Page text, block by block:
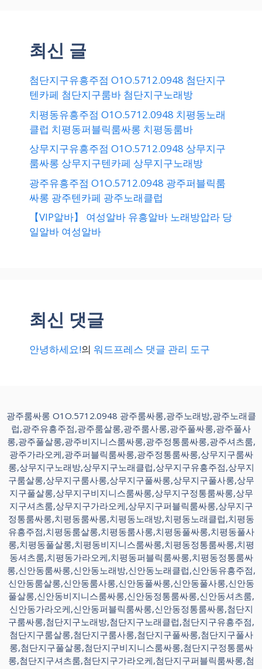
최신 글
첨단지구유흥주점 O1O.5712.0948 첨단지구
텐카페 첨단지구룸바 첨단지구노래방
치평동유흥주점 O1O.5712.0948 치평동노래
클럽 치평동퍼블릭룸싸롱 치평동룸바
상무지구유흥주점 O1O.5712.0948 상무지구
룸싸롱 상무지구텐카페 상무지구노래방
광주유흥주점 O1O.5712.0948 광주퍼블릭룸
싸롱 광주텐카페 광주노래클럽
【VIP알바】 여성알바 유흥알바 노래방압라 당
일알바 여성알바
최신 댓글
안녕하세요!의 워드프레스 댓글 관리 도구
광주룸싸롱 O1O.5712.0948 광주룸싸롱,광주노래방,광주노래클
럽,광주유흥주점,광주룸살롱,광주룸사롱,광주풀싸롱,광주풀사
롱,광주풀살롱,광주비지니스룸싸롱,광주정통룸싸롱,광주셔츠룸,
광주가라오케,광주퍼블릭룸싸롱,광주정통룸싸롱,상무지구룸싸
롱,상무지구노래방,상무지구노래클럽,상무지구유흥주점,상무지
구룸살롱,상무지구룸사롱,상무지구풀싸롱,상무지구풀사롱,상무
지구풀살롱,상무지구비지니스룸싸롱,상무지구정통룸싸롱,상무
지구셔츠룸,상무지구가라오케,상무지구퍼블릭룸싸롱,상무지구
정통룸싸롱,치평동룸싸롱,치평동노래방,치평동노래클럽,치평동
유흥주점,치평동룸살롱,치평동룸사롱,치평동풀싸롱,치평동풀사
롱,치평동풀살롱,치평동비지니스룸싸롱,치평동정통룸싸롱,치평
동셔츠룸,치평동가라오케,치평동퍼블릭룸싸롱,치평동정통룸싸
롱,신안동룸싸롱,신안동노래방,신안동노래클럽,신안동유흥주점,
신안동룸살롱,신안동룸사롱,신안동풀싸롱,신안동풀사롱,신안동
풀살롱,신안동비지니스룸싸롱,신안동정통룸싸롱,신안동셔츠룸,
신안동가라오케,신안동퍼블릭룸싸롱,신안동정통룸싸롱,첨단지
구룸싸롱,첨단지구노래방,첨단지구노래클럽,첨단지구유흥주점,
첨단지구룸살롱,첨단지구룸사롱,첨단지구풀싸롱,첨단지구풀사
롱,첨단지구풀살롱,첨단지구비지니스룸싸롱,첨단지구정통룸싸
롱,첨단지구셔츠룸,첨단지구가라오케,첨단지구퍼블릭룸싸롱,첨